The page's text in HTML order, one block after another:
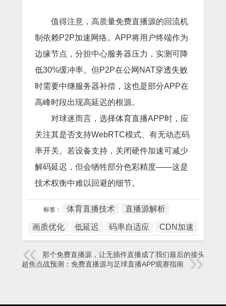
值得注意，高质量免费直播源的回流机
制依赖P2P加速网络。APP将用户终端作为
边缘节点，分担中心服务器压力，实测可降
低30%缓冲率。但P2P在公网NAT穿透失败
时需要中继服务器补偿，这也是部分APP在
高峰时段出现高延迟的根源。
对球迷而言，选择体育直播APP时，应
关注其是否支持WebRTC模式、有无动态码
率开关。若设备支持，关闭硬件加速可减少
解码延迟，但会牺牲部分色彩精度——这是
技术权衡中难以回避的细节。
标签： 体育直播技术 直播源解析
画质优化 低延迟 码率自适应 CDN加速
那个免费直播源，让无插件直播成了我们最后的接头暗号
英超焦点战预测：免费直播源与足球直播APP观赛指南